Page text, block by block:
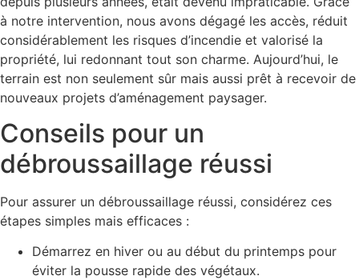
à notre intervention, nous avons dégagé les accès, réduit
considérablement les risques d’incendie et valorisé la
propriété, lui redonnant tout son charme. Aujourd’hui, le
terrain est non seulement sûr mais aussi prêt à recevoir de
nouveaux projets d’aménagement paysager.
Conseils pour un
débroussaillage réussi
Pour assurer un débroussaillage réussi, considérez ces
étapes simples mais efficaces :
Démarrez en hiver ou au début du printemps pour
éviter la pousse rapide des végétaux.